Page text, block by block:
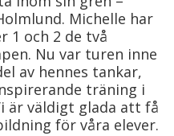
Michelle har
1 och 2 de två
Nu var turen inne
av hennes tankar,
träning i
är väldigt glada att få
för våra elever.